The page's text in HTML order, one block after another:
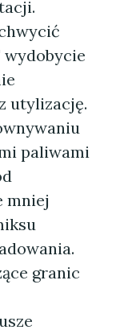
wydobycie
utylizację.
paliwami
mniej
granic